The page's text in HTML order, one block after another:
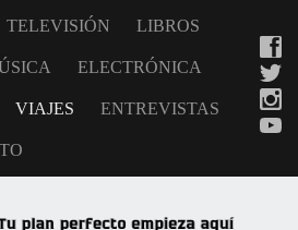
TELEVISIÓN LIBROS
ELECTRÓNICA
VIAJES ENTREVISTAS